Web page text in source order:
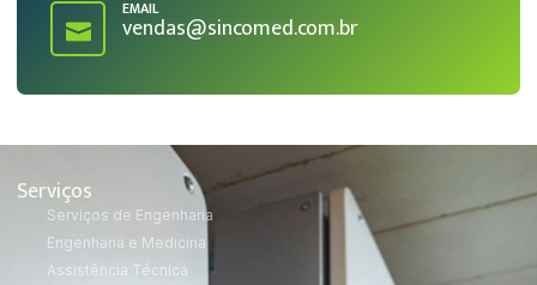
EMAIL
vendas@sincomed.com.br
Serviços
Serviços de Engenharia
Engenharia e Medicina
Assistência Técnica